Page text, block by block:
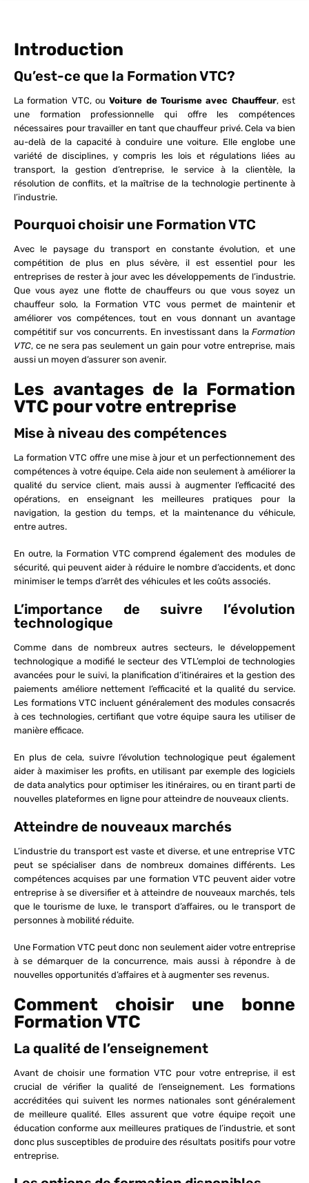
Introduction
Qu’est-ce que la Formation VTC?
La formation VTC, ouVoiture de Tourisme avec Chauffeur, est
une formation professionnelle qui offre les compétences
nécessaires pour travailler en tant que chauffeur privé. Cela va bien
au-delà de la capacité à conduire une voiture. Elle englobe une
variété de disciplines, y compris les lois et régulations liées au
transport, la gestion d’entreprise, le service à la clientèle, la
résolution de conflits, et la maîtrise de la technologie pertinente à
l’industrie.
Pourquoi choisir une Formation VTC
Avec le paysage du transport en constante évolution, et une
compétition de plus en plus sévère, il est essentiel pour les
entreprises de rester à jour avec les développements de l’industrie.
Que vous ayez une flotte de chauffeurs ou que vous soyez un
chauffeur solo, la Formation VTC vous permet de maintenir et
améliorer vos compétences, tout en vous donnant un avantage
compétitif sur vos concurrents. En investissant dans la Formation
VTC, ce ne sera pas seulement un gain pour votre entreprise, mais
aussi un moyen d’assurer son avenir.
Les avantages de la Formation
VTC pour votre entreprise
Mise à niveau des compétences
La formation VTC offre une mise à jour et un perfectionnement des
compétences à votre équipe. Cela aide non seulement à améliorer la
qualité du service client, mais aussi à augmenter l’efficacité des
opérations, en enseignant les meilleures pratiques pour la
navigation, la gestion du temps, et la maintenance du véhicule,
entre autres.
En outre, la Formation VTC comprend également des modules de
sécurité, qui peuvent aider à réduire le nombre d’accidents, et donc
minimiser le temps d’arrêt des véhicules et les coûts associés.
L’importance de suivre l’évolution
technologique
Comme dans de nombreux autres secteurs, le développement
technologique a modifié le secteur des VTL’emploi de technologies
avancées pour le suivi, la planification d’itinéraires et la gestion des
paiements améliore nettement l’efficacité et la qualité du service.
Les formations VTC incluent généralement des modules consacrés
à ces technologies, certifiant que votre équipe saura les utiliser de
manière efficace.
En plus de cela, suivre l’évolution technologique peut également
aider à maximiser les profits, en utilisant par exemple des logiciels
de data analytics pour optimiser les itinéraires, ou en tirant parti de
nouvelles plateformes en ligne pour atteindre de nouveaux clients.
Atteindre de nouveaux marchés
L’industrie du transport est vaste et diverse, et une entreprise VTC
peut se spécialiser dans de nombreux domaines différents. Les
compétences acquises par une formation VTC peuvent aider votre
entreprise à se diversifier et à atteindre de nouveaux marchés, tels
que le tourisme de luxe, le transport d’affaires, ou le transport de
personnes à mobilité réduite.
Une Formation VTC peut donc non seulement aider votre entreprise
à se démarquer de la concurrence, mais aussi à répondre à de
nouvelles opportunités d’affaires et à augmenter ses revenus.
Comment choisir une bonne
Formation VTC
La qualité de l’enseignement
Avant de choisir une formation VTC pour votre entreprise, il est
crucial de vérifier la qualité de l’enseignement. Les formations
accréditées qui suivent les normes nationales sont généralement
de meilleure qualité. Elles assurent que votre équipe reçoit une
éducation conforme aux meilleures pratiques de l’industrie, et sont
donc plus susceptibles de produire des résultats positifs pour votre
entreprise.